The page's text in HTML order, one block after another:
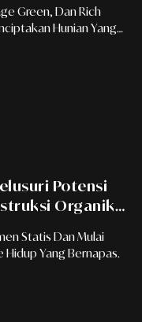
Green, Dan Rich
Hunian Yang
Menginginkan Ruang
Terasa Tenang. Dan
Potensi
Organik
Statis Dan Mulai
Hidup Yang Bernapas.